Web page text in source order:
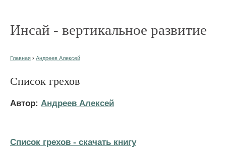
Инсай - вертикальное развитие
Главная › Андреев Алексей
Список грехов
Автор: Андреев Алексей
Список грехов - cкачать книгу